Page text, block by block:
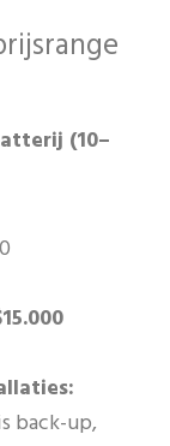
(10–
back-up,